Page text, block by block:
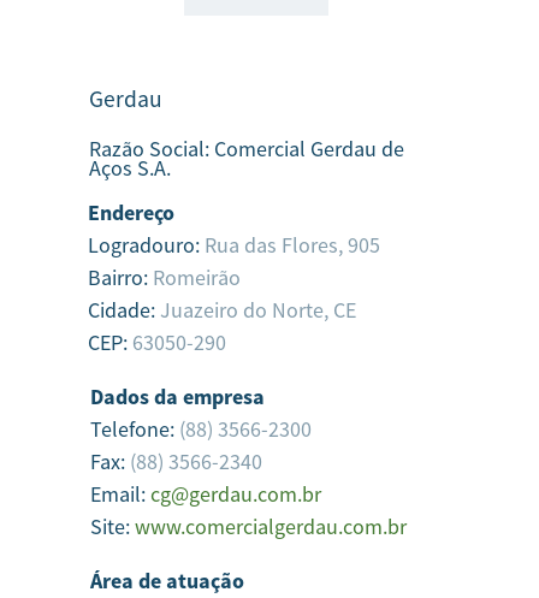
Gerdau
Razão Social: Comercial Gerdau de
Aços S.A.
Endereço
Logradouro: Rua das Flores, 905
Bairro: Romeirão
Cidade: Juazeiro do Norte, CE
CEP: 63050-290
Dados da empresa
Telefone: (88) 3566-2300
Fax: (88) 3566-2340
Email:cg@gerdau.com.br
Site:www.comercialgerdau.com.br
Área de atuação